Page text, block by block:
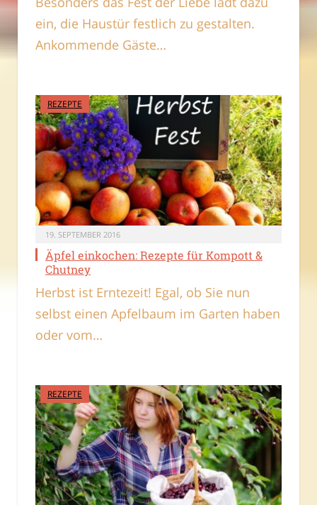
ein, die Haustür festlich zu gestalten.
Ankommende Gäste…
REZEPTE
19. SEPTEMBER 2016
Äpfel einkochen: Rezepte für Kompott &
Chutney
Herbst ist Erntezeit! Egal, ob Sie nun
selbst einen Apfelbaum im Garten haben
oder vom…
REZEPTE